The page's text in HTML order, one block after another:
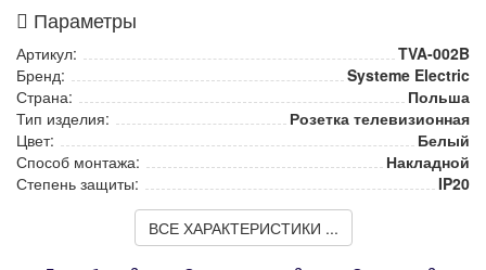
Параметры
Артикул:
TVA-002B
Бренд:
Systeme Electric
Страна:
Польша
Тип изделия:
Розетка телевизионная
Цвет:
Белый
Способ монтажа:
Накладной
Степень защиты:
IP20
ВСЕ ХАРАКТЕРИСТИКИ ...